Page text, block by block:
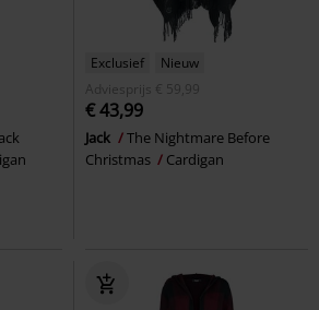
Exclusief
Nieuw
Adviesprijs
€ 59,99
€ 43,99
Jack
The Nightmare Before
Christmas
Cardigan